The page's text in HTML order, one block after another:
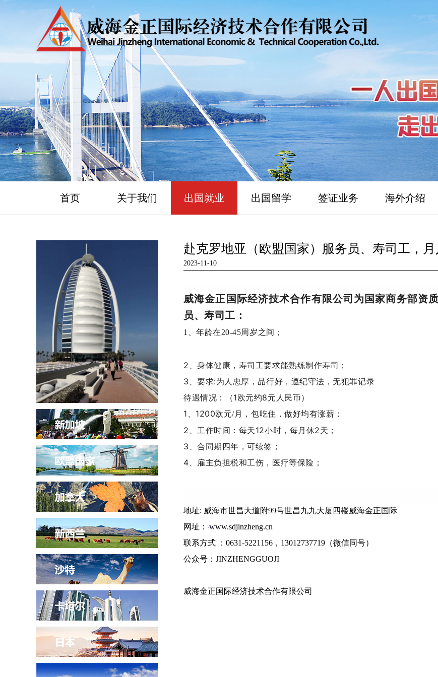
首页 关于我们 出国就业 出国留学 签证业务 海外介绍
赴克罗地亚（欧盟国家）服务员、寿司工，
2023-11-10
威海金正国际经济技术合作有限公司为国家商务部资
员、寿司工：
1、年龄在20-45周岁之间；
2、身体健康，寿司工要求能熟练制作寿司；
3、要求:为人忠厚，品行好，遵纪守法，无犯罪记录
待遇情况：（1欧元约8元人民币）
1、1200欧元/月，包吃住，做好均有涨薪；
2、工作时间：每天12小时，每月休2天；
3、合同期四年，可续签；
4、雇主负担税和工伤，医疗等保险；
地址: 威海市世昌大道附99号世昌九九大厦四楼威海金正国际
网址： www.sdjinzheng.cn
联系方式 ：0631-5221156，13012737719（微信同号）
公众号：JINZHENGGUOJI
威海金正国际经济技术合作有限公司